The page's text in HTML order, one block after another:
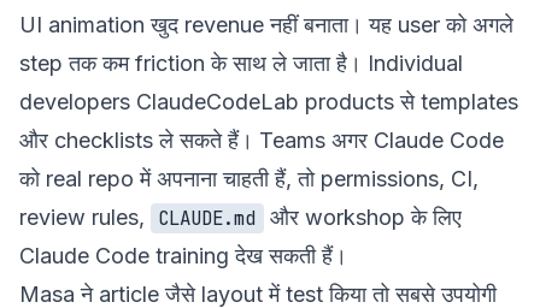
UI animation खुद revenue नहीं बनाता। यह user को अगले
step तक कम friction के साथ ले जाता है। Individual
developers ClaudeCodeLab productsसे templates
और checklists ले सकते हैं। Teams अगर Claude Code
को real repo में अपनाना चाहती हैं, तो permissions, CI,
review rules,
CLAUDE.md
और workshop के लिए
Claude Code training देख सकती हैं।
Masa ने article जैसे layout में test किया तो सबसे उपयोगी